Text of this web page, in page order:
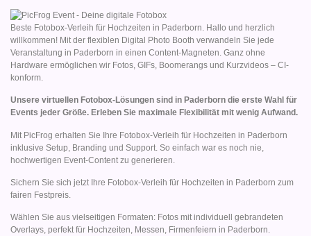
Beste Fotobox-Verleih für Hochzeiten in Paderborn. Hallo und herzlich
willkommen! Mit der flexiblen Digital Photo Booth verwandeln Sie jede
Veranstaltung in Paderborn in einen Content-Magneten. Ganz ohne
Hardware ermöglichen wir Fotos, GIFs, Boomerangs und Kurzvideos – CI-
konform.
Unsere virtuellen Fotobox-Lösungen sind in Paderborn die erste Wahl für
Events jeder Größe. Erleben Sie maximale Flexibilität mit wenig Aufwand.
Mit PicFrog erhalten Sie Ihre Fotobox-Verleih für Hochzeiten in Paderborn
inklusive Setup, Branding und Support. So einfach war es noch nie,
hochwertigen Event-Content zu generieren.
Sichern Sie sich jetzt Ihre Fotobox-Verleih für Hochzeiten in Paderborn zum
fairen Festpreis.
Wählen Sie aus vielseitigen Formaten: Fotos mit individuell gebrandeten
Overlays, perfekt für Hochzeiten, Messen, Firmenfeiern in Paderborn.